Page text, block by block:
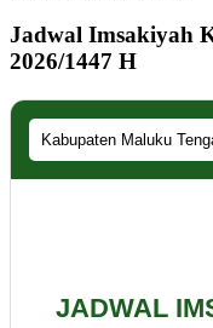
Jadwal Imsakiyah
2026/1447 H
JADWAL